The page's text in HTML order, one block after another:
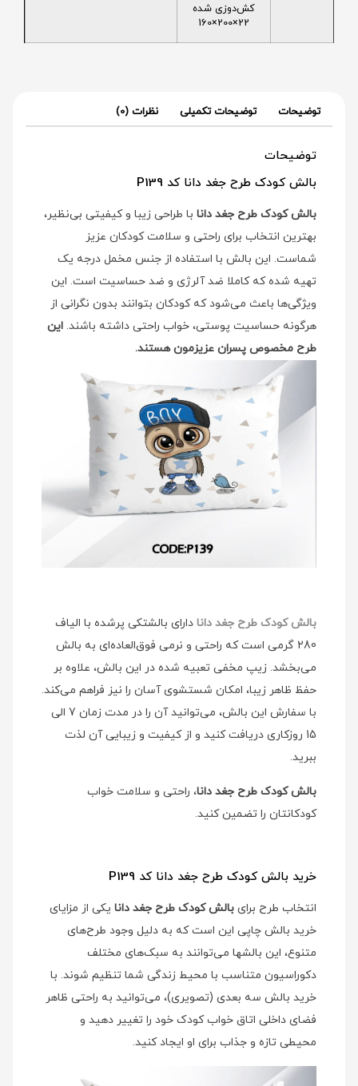
کش‌دوزی شده
22×200×160
توضیحات توضیحات تکمیلی نظرات (0)
توضیحات
بالش کودک طرح جغد دانا کد P139
بالش کودک طرح جغد دانا با طراحی زیبا و کیفیتی بی‌نظیر،
بهترین انتخاب برای راحتی و سلامت کودکان عزیز
شماست. این بالش با استفاده از جنس مخمل درجه یک
تهیه شده که کاملا ضد آلرژی و ضد حساسیت است. این
ویژگی‌ها باعث می‌شود که کودکان بتوانند بدون نگرانی از
هرگونه حساسیت پوستی، خواب راحتی داشته باشند. این
طرح مخصوص پسران عزیزمون هستند.
بالش کودک طرح جغد دانا دارای بالشتکی پرشده با الیاف
280 گرمی است که راحتی و نرمی فوق‌العاده‌ای به بالش
می‌بخشد. زیپ مخفی تعبیه شده در این بالش، علاوه بر
حفظ ظاهر زیبا، امکان شستشوی آسان را نیز فراهم می‌کند.
با سفارش این بالش، می‌توانید آن را در مدت زمان 7 الی
15 روزکاری دریافت کنید و از کیفیت و زیبایی آن لذت
ببرید.
بالش کودک طرح جغد دانا، راحتی و سلامت خواب
کودکانتان را تضمین کنید.
خرید بالش کودک طرح جغد دانا کد P139
انتخاب طرح برای بالش کودک طرح جغد دانا یکی از مزایای
خرید بالش چاپی این است که به دلیل وجود طرح‌های
متنوع، این بالشها می‌توانند به سبک‌های مختلف
دکوراسیون متناسب با محیط زندگی شما تنظیم شوند. با
خرید بالش سه بعدی (تصویری)، می‌توانید به راحتی ظاهر
فضای داخلی اتاق خواب کودک خود را تغییر دهید و
محیطی تازه و جذاب برای او ایجاد کنید.